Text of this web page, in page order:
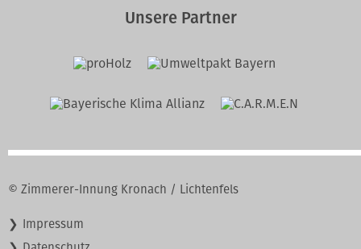
Unsere Partner
© Zimmerer-Innung Kronach / Lichtenfels
Navigation
überspringen
Impressum